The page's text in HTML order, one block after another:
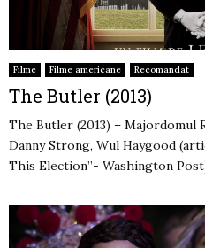
Filme Filme americane Recomandat
The Butler (2013)
The Butler (2013) – Majordomul
Danny Strong, Wul Haygood
This Election”- Washington